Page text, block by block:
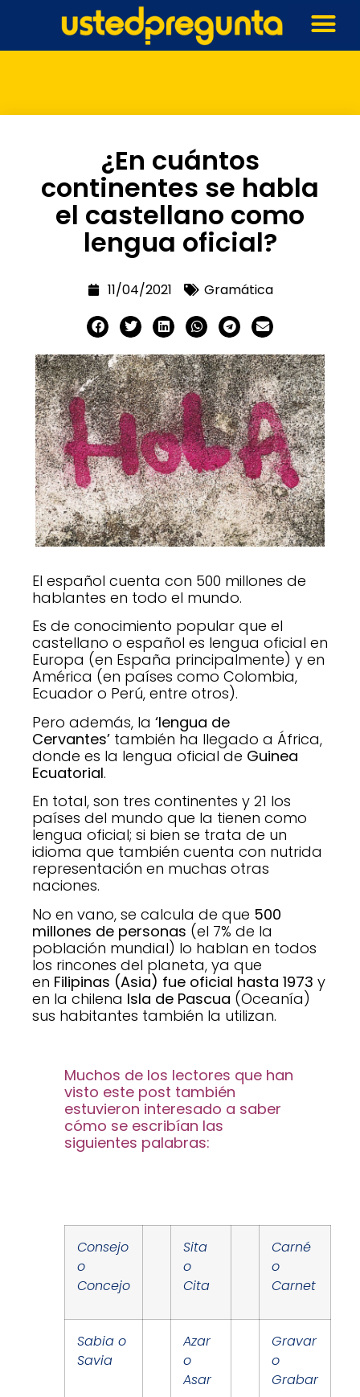
¿En cuántos
continentes se habla
el castellano como
lengua oficial?
11/04/2021 Gramática
El español cuenta con 500 millones de
hablantes en todo el mundo.
Es de conocimiento popular que el
castellano o español es lengua oficial en
Europa (en España principalmente) y en
América (en países como Colombia,
Ecuador o Perú, entre otros).
Pero además, la ‘lengua de
Cervantes’ también ha llegado a África,
donde es la lengua oficial de Guinea
Ecuatorial.
En total, son tres continentes y 21 los
países del mundo que la tienen como
lengua oficial; si bien se trata de un
idioma que también cuenta con nutrida
representación en muchas otras
naciones.
No en vano, se calcula de que 500
millones de personas (el 7% de la
población mundial) lo hablan en todos
los rincones del planeta, ya que
en Filipinas (Asia) fue oficial hasta 1973 y
en la chilena Isla de Pascua (Oceanía)
sus habitantes también la utilizan.
Muchos de los lectores que han
visto este post también
estuvieron interesado a saber
cómo se escribían las
siguientes palabras:
Consejo
o
Concejo
Sita
o
Cita
Carné
o
Carnet
Sabia o
Savia
Azar
o
Asar
Gravar
o
Grabar